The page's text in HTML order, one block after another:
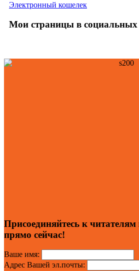
Электронный кошелек
Мои страницы в социальных
Присоединяйтесь к читателям
прямо сейчас!
Ваше имя:
Адрес Вашей эл.почты: